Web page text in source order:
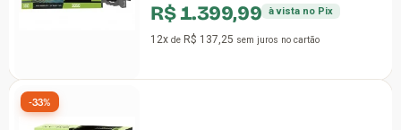
R$ 1.399,99 à vista no Pix
12xdeR$ 137,25sem juros no cartão
-33%